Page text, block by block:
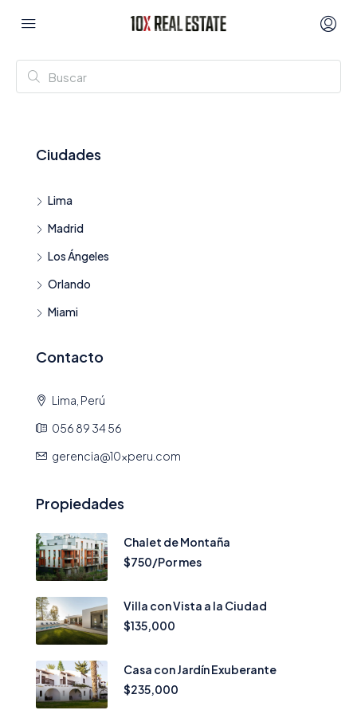
Ciudades
Lima
Madrid
Los Ángeles
Orlando
Miami
Contacto
Lima, Perú
056 89 34 56
gerencia@10xperu.com
Propiedades
Chalet de Montaña
$750/Por mes
Villa con Vista a la Ciudad
$135,000
Casa con Jardín Exuberante
$235,000